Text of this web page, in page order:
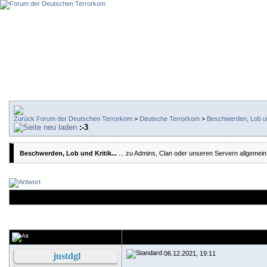
Forum der Deutschen Terrorkom > Deutsche Terrorkom > Beschwerden, Lob
:-3
Beschwerden, Lob und Kritik... ... zu Admins, Clan oder unseren Servern allgemein
justdgl 06.12.2021, 19:11